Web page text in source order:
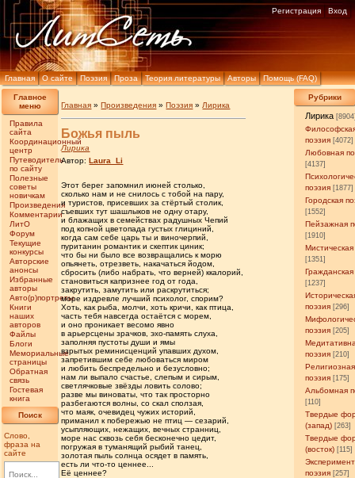
Главная О сайте Поэзия Проза Теория литературы Авторы Помощь (FAQ)
Регистрация Вход
Главное
меню
Правила
сайта
Координационный
центр
Путеводитель
по сайту
Полезные
советы
новичкам
Произведения
Комментарии
ЛитО
Форум
Текущие
конкурсы
Авторские
анонсы
Избранные
авторы
Авто(р)портреты
Книги
наших
авторов
Файлы
Блоги
Мемориальные
страницы
Обратная
связь
Гостевая
книга
Поиск
Слово,
фраза на
сайте
Рубрики
Лирика
поэзия [4072]
Любовная
[4137]
поэзия [1877]
Городская
[1552]
Пейзажная
[1910]
Мистическая
[1351]
Гражданская
[1237]
поэзия [296]
поэзия [205]
поэзия [210]
Религиозная
поэзия [175]
Альбомная
[110]
Твердые
(запад) [263]
Твердые
(восток) [115]
поэзия [257]
Главная »Произведения »Поэзия » Лирика
Божья пыль
Лирика
Автор:Laura_Li
Этот берег запомнил июней столько,
сколько нам и не снилось с тобой на пару,
и туристов, присевших за стёртый столик,
съевших тут шашлыков не одну отару,
и блажащих в семействах радушных Чепий
под копной цветопада густых глициний,
когда сам себе царь ты и виночерпий,
пуританин романтик и скептик циник;
что бы ни было все возвращались к морю
опьянеть, отрезветь, накачаться йодом,
сбросить (либо набрать, что верней) ккалорий,
становиться капризнее год от года,
закрутить, замутить или раскрутиться;
море издревле лучший психолог, спорим?
Хоть, как рыба, молчи, хоть кричи, как птица,
часть тебя навсегда остаётся с морем,
и оно проникает весомо явно
в арьерсцены зрачков, эхо-память слуха,
заполняя пустоты души и ямы
взрытых реминисценций упавших духом,
запретившим себе любоваться миром
и любить беспредельно и безусловно;
нам ли выпало счастье, слепым и сирым,
светлячковые звёзды ловить солово;
разве мы виноваты, что так просторно
разбегаются волны, со скал сползая,
что маяк, очевидец чужих историй,
приманил к побережью не птиц — сезарий,
усыпляющих, нежащих, вечных странниц,
море нас сквозь себя бесконечно цедит,
погружая в туманящий рыбий танец,
золотая пыль солнца осядет в память,
есть ли что-то ценнее...
Её ценнее?